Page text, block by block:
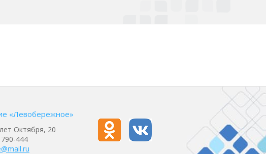
«Левобережное»
Октября, 20
444